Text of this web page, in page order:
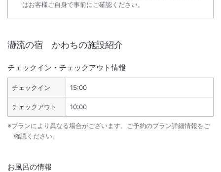
はお客様ご自身で事前にご確認ください。
瀞流の宿 かわちの施設紹介
チェックイン・チェックアウト情報
チェックイン 15:00
チェックアウト 10:00
※プランにより異なる場合がございます。ご予約のプラン詳細情報をご
確認ください。
お風呂の情報